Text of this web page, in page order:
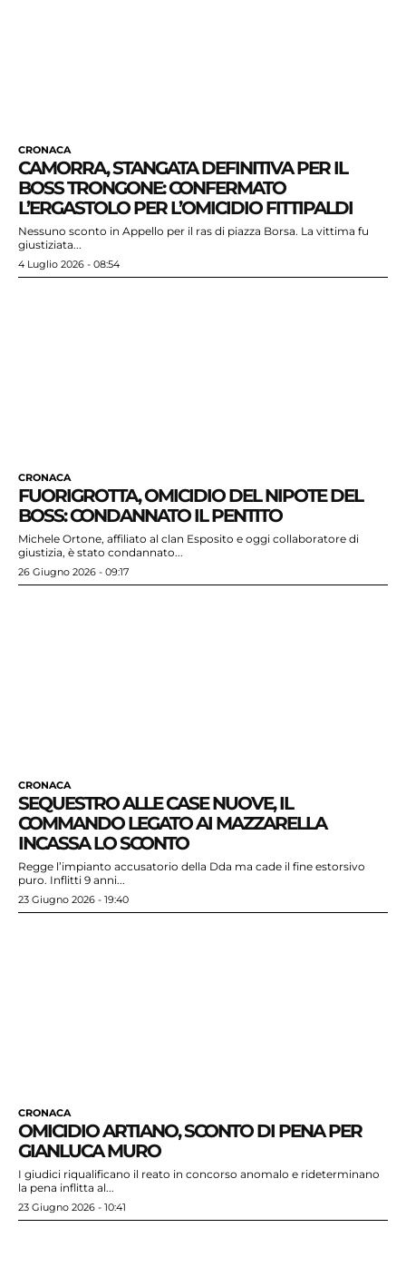
CRONACA
CAMORRA, STANGATA DEFINITIVA PER IL
BOSS TRONGONE: CONFERMATO
L’ERGASTOLO PER L’OMICIDIO FITTIPALDI
Nessuno sconto in Appello per il ras di piazza Borsa. La vittima fu
giustiziata...
4 Luglio 2026 - 08:54
CRONACA
FUORIGROTTA, OMICIDIO DEL NIPOTE DEL
BOSS: CONDANNATO IL PENTITO
Michele Ortone, affiliato al clan Esposito e oggi collaboratore di
giustizia, è stato condannato...
26 Giugno 2026 - 09:17
CRONACA
SEQUESTRO ALLE CASE NUOVE, IL
COMMANDO LEGATO AI MAZZARELLA
INCASSA LO SCONTO
Regge l’impianto accusatorio della Dda ma cade il fine estorsivo
puro. Inflitti 9 anni...
23 Giugno 2026 - 19:40
CRONACA
OMICIDIO ARTIANO, SCONTO DI PENA PER
GIANLUCA MURO
I giudici riqualificano il reato in concorso anomalo e rideterminano
la pena inflitta al...
23 Giugno 2026 - 10:41